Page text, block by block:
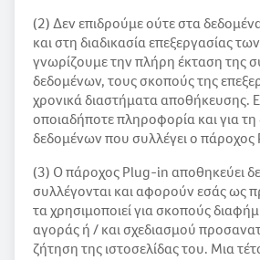
(2) Δεν επιδρούμε ούτε στα
και στη διαδικασία επεξεργασίας
γνωρίζουμε την πλήρη έκταση της
δεδομένων, τους σκοπούς της
χρονικά διαστήματα αποθήκευσης.
οποιαδήποτε πληροφορία και για
δεδομένων που συλλέγει ο
(3) Ο πάροχος Plug-in αποθηκεύει
συλλέγονται και αφορούν εσάς ως
τα χρησιμοποιεί για σκοπούς
αγοράς ή / και σχεδιασμού
ζήτηση της ιστοσελίδας του. Μια